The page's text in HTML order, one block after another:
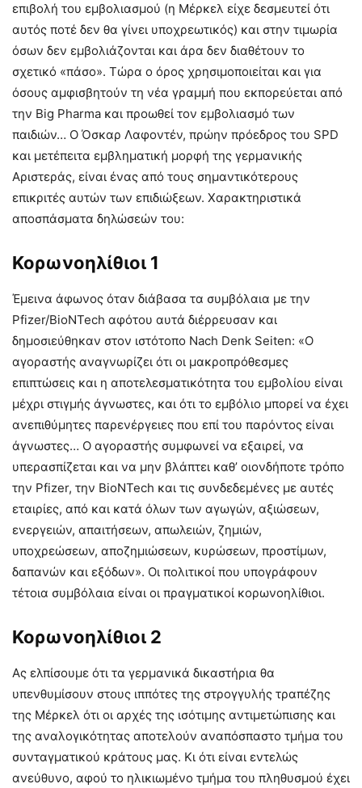
επιβολή του εμβολιασμού (η Μέρκελ είχε δεσμευτεί ότι
αυτός ποτέ δεν θα γίνει υποχρεωτικός) και στην τιμωρία
όσων δεν εμβολιάζονται και άρα δεν διαθέτουν το
σχετικό «πάσο». Τώρα ο όρος χρησιμοποιείται και για
όσους αμφισβητούν τη νέα γραμμή που εκπορεύεται από
την Big Pharma και προωθεί τον εμβολιασμό των
παιδιών… Ο Όσκαρ Λαφοντέν, πρώην πρόεδρος του SPD
και μετέπειτα εμβληματική μορφή της γερμανικής
Αριστεράς, είναι ένας από τους σημαντικότερους
επικριτές αυτών των επιδιώξεων. Χαρακτηριστικά
αποσπάσματα δηλώσεών του:
Κορωνοηλίθιοι 1
Έμεινα άφωνος όταν διάβασα τα συμβόλαια με την
Pfizer/BioNTech αφότου αυτά διέρρευσαν και
δημοσιεύθηκαν στον ιστότοπο Nach Denk Seiten: «Ο
αγοραστής αναγνωρίζει ότι οι μακροπρόθεσμες
επιπτώσεις και η αποτελεσματικότητα του εμβολίου είναι
μέχρι στιγμής άγνωστες, και ότι το εμβόλιο μπορεί να έχει
ανεπιθύμητες παρενέργειες που επί του παρόντος είναι
άγνωστες… Ο αγοραστής συμφωνεί να εξαιρεί, να
υπερασπίζεται και να μην βλάπτει καθ’ οιονδήποτε τρόπο
την Pfizer, την BioNTech και τις συνδεδεμένες με αυτές
εταιρίες, από και κατά όλων των αγωγών, αξιώσεων,
ενεργειών, απαιτήσεων, απωλειών, ζημιών,
υποχρεώσεων, αποζημιώσεων, κυρώσεων, προστίμων,
δαπανών και εξόδων». Οι πολιτικοί που υπογράφουν
τέτοια συμβόλαια είναι οι πραγματικοί κορωνοηλίθιοι.
Κορωνοηλίθιοι 2
Ας ελπίσουμε ότι τα γερμανικά δικαστήρια θα
υπενθυμίσουν στους ιππότες της στρογγυλής τραπέζης
της Μέρκελ ότι οι αρχές της ισότιμης αντιμετώπισης και
της αναλογικότητας αποτελούν αναπόσπαστο τμήμα του
συνταγματικού κράτους μας. Κι ότι είναι εντελώς
ανεύθυνο, αφού το ηλικιωμένο τμήμα του πληθυσμού έχει